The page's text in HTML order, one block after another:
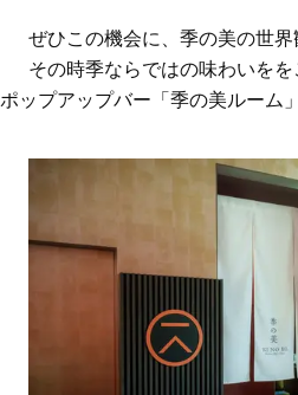
ぜひこの機会に、季の美の世界
その時季ならではの味わいをを
ポップアップバー「季の美ルーム